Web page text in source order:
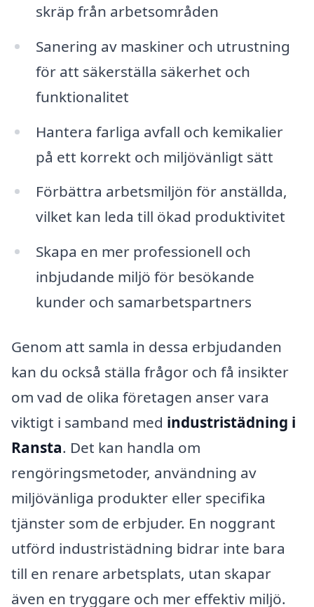
skräp från arbetsområden
Sanering av maskiner och utrustning
för att säkerställa säkerhet och
funktionalitet
Hantera farliga avfall och kemikalier
på ett korrekt och miljövänligt sätt
Förbättra arbetsmiljön för anställda,
vilket kan leda till ökad produktivitet
Skapa en mer professionell och
inbjudande miljö för besökande
kunder och samarbetspartners
Genom att samla in dessa erbjudanden
kan du också ställa frågor och få insikter
om vad de olika företagen anser vara
viktigt i samband med industristädning i
Ransta. Det kan handla om
rengöringsmetoder, användning av
miljövänliga produkter eller specifika
tjänster som de erbjuder. En noggrant
utförd industristädning bidrar inte bara
till en renare arbetsplats, utan skapar
även en tryggare och mer effektiv miljö.